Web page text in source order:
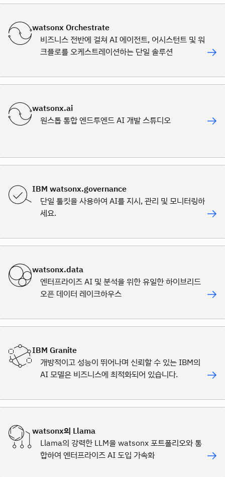
watsonx Orchestrate
비즈니스 전반에 걸쳐 AI 에이전트, 어시스턴트 및 워
크플로를 오케스트레이션하는 단일 솔루션
watsonx.ai
원스톱 통합 엔드투엔드 AI 개발 스튜디오
IBM watsonx.governance
단일 툴킷을 사용하여 AI를 지시, 관리 및 모니터링하
세요.
watsonx.data
엔터프라이즈 AI 및 분석을 위한 유일한 하이브리드
오픈 데이터 레이크하우스
IBM Granite
개방적이고 성능이 뛰어나며 신뢰할 수 있는 IBM의
AI 모델은 비즈니스에 최적화되어 있습니다.
watsonx의 Llama
Llama의 강력한 LLM을 watsonx 포트폴리오와 통
합하여 엔터프라이즈 AI 도입 가속화